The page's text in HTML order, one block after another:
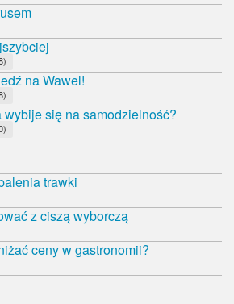
na Wawel!
się na samodzielność?
trawki
z ciszą wyborczą
ceny w gastronomii?